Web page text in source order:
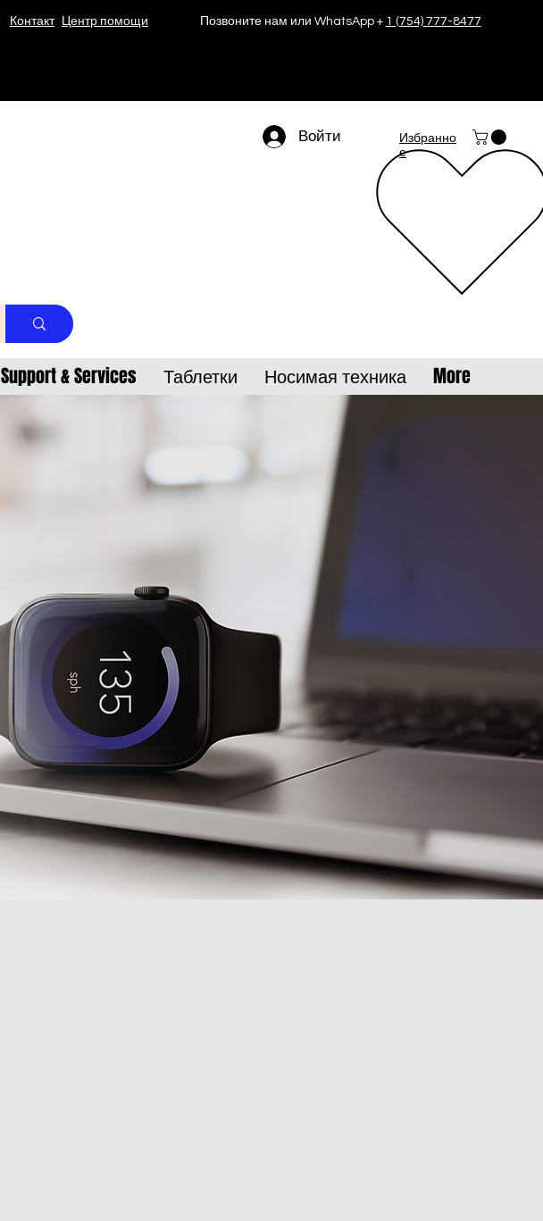
Контакт Центр помощи Позвоните нам или WhatsApp + 1 (754) 777-8477
Войти
Избранно
е
Support & Services Таблетки Носимая техника More